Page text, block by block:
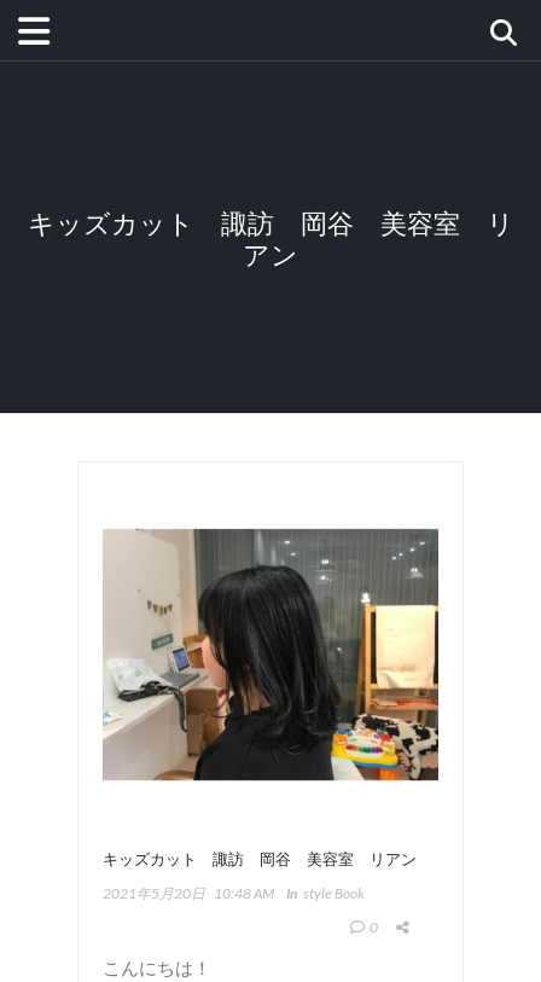
キッズカット 諏訪 岡谷 美容室 リ
アン
キッズカット 諏訪 岡谷 美容室 リアン
2021年5月20日 10:48 AM In Style Book
0
こんにちは！